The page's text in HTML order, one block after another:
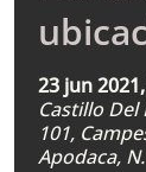
23 jun
Castillo Del
101,
Apodaca,